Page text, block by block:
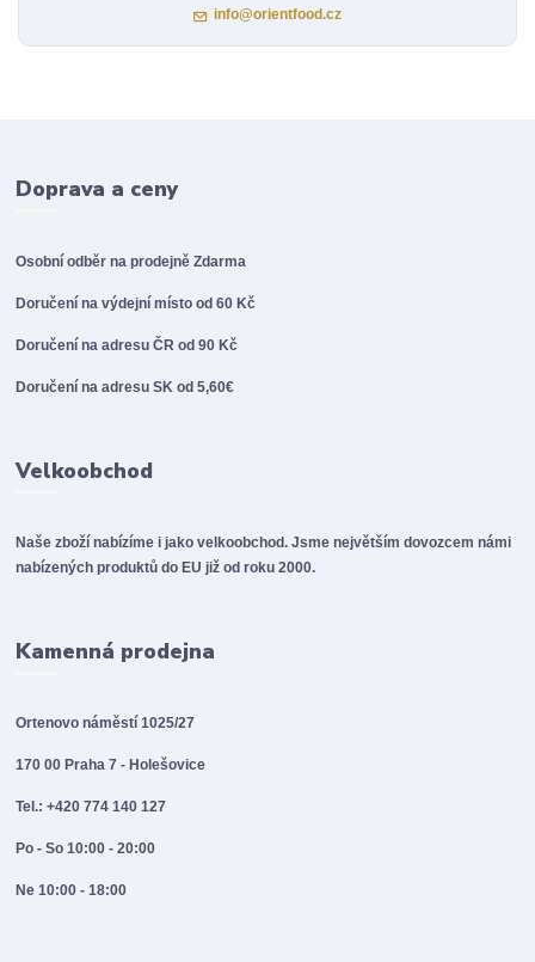
info@orientfood.cz
Doprava a ceny
Osobní odběr na prodejněZdarma
Doručení na výdejní místo od 60 Kč
Doručení na adresu ČR od 90 Kč
Doručení na adresu SK od 5,60€
Velkoobchod
Naše zboží nabízíme i jako velkoobchod. Jsme největším dovozcem námi
nabízených produktů do EU již od roku 2000.
Kamenná prodejna
Ortenovo náměstí 1025/27
170 00 Praha 7 - Holešovice
Tel.: +420 774 140 127
Po - So 10:00 - 20:00
Ne 10:00 - 18:00